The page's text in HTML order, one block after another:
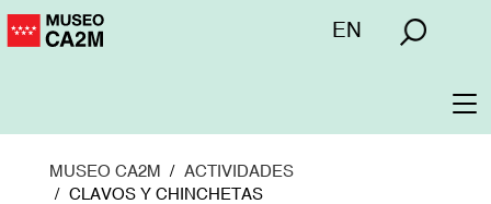
Pasar
Menú
EN
MUSEO CA2M
ACTIVIDADES
CLAVOS Y CHINCHETAS